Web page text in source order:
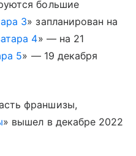
большие
3» запланирован на
4» — на 21
5» — 19 декабря
франшизы,
» вышел в декабре 2022